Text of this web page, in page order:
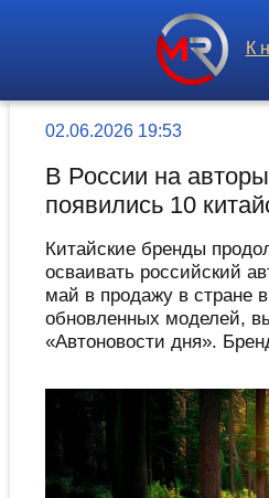
К
02.06.2026 19:53
В России на
появились 10
Китайские бренды
осваивать российский
май в продажу в стране
обновленных моделей,
«Автоновости дня».